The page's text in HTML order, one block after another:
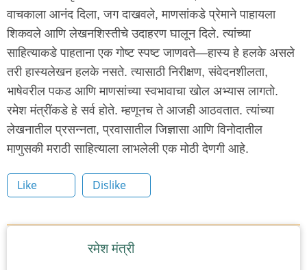
वाचकाला आनंद दिला, जग दाखवले, माणसांकडे प्रेमाने पाहायला
शिकवले आणि लेखनशिस्तीचे उदाहरण घालून दिले. त्यांच्या
साहित्याकडे पाहताना एक गोष्ट स्पष्ट जाणवते—हास्य हे हलके असले
तरी हास्यलेखन हलके नसते. त्यासाठी निरीक्षण, संवेदनशीलता,
भाषेवरील पकड आणि माणसांच्या स्वभावाचा खोल अभ्यास लागतो.
रमेश मंत्रींकडे हे सर्व होते. म्हणूनच ते आजही आठवतात. त्यांच्या
लेखनातील प्रसन्नता, प्रवासातील जिज्ञासा आणि विनोदातील
माणुसकी मराठी साहित्याला लाभलेली एक मोठी देणगी आहे.
Like Dislike
रमेश मंत्री